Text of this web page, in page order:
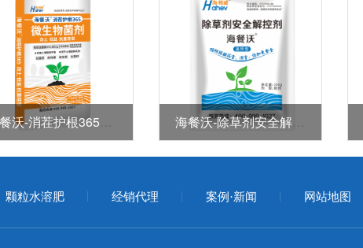
海餐沃-消茬护根365（微生物菌剂） 海餐沃-除草剂安全解控剂
颗粒水溶肥 经销代理 案例·新闻 网站地图